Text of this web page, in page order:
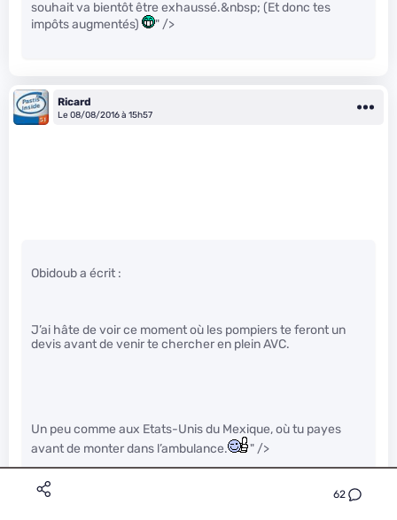
62
souhait va bientôt être exhaussé.&nbsp; (Et donc tes
impôts augmentés)
" />
Ricard
Le 08/08/2016 à 15h57
Obidoub a écrit :
J’ai hâte de voir ce moment où les pompiers te feront un
devis avant de venir te chercher en plein AVC.
Un peu comme aux Etats-Unis du Mexique, où tu payes
avant de monter dans l’ambulance.
" />